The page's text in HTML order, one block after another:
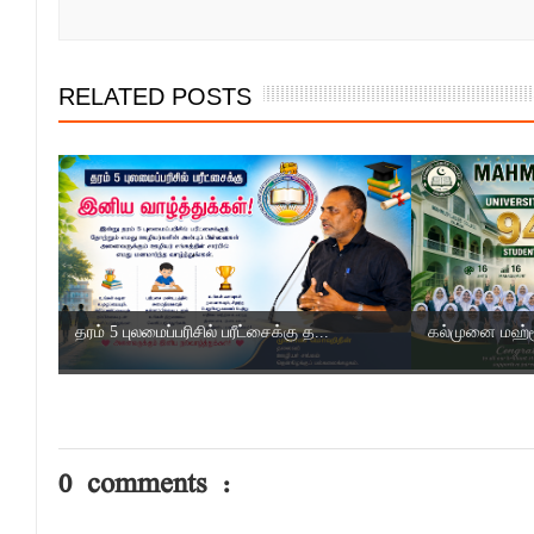
RELATED POSTS
தரம் 5 புலமைப்பரிசில் பரீட்சைக்கு த... கல்முனை
0 comments :